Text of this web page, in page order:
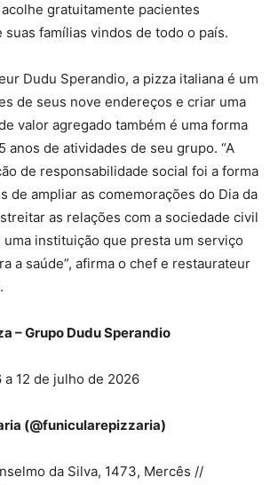
gratuitamente pacientes
suas famílias vindos de todo o país.
Dudu Sperandio, a pizza italiana é um
de seus nove endereços e criar uma
valor agregado também é uma forma
anos de atividades de seu grupo. “A
de responsabilidade social foi a forma
de ampliar as comemorações do Dia da
as relações com a sociedade civil
instituição que presta um serviço
a saúde”, afirma o chef e restaurateur
– Grupo Dudu Sperandio
a 12 de julho de 2026
(@funicularepizzaria)
da Silva, 1473, Mercês //